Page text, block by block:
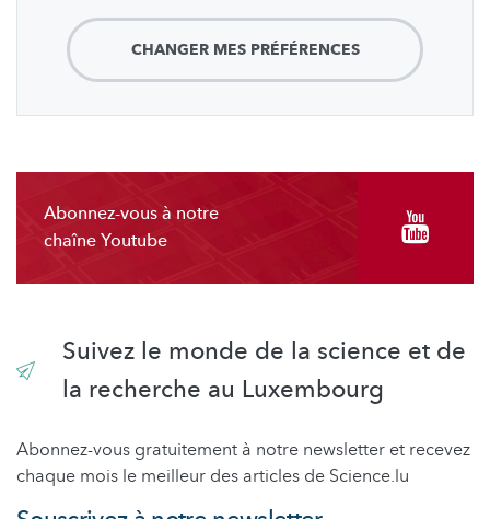
CHANGER MES PRÉFÉRENCES
Abonnez-vous à notre
chaîne Youtube
Suivez le monde de la science et de
la recherche au Luxembourg
Abonnez-vous gratuitement à notre newsletter et recevez
chaque mois le meilleur des articles de Science.lu